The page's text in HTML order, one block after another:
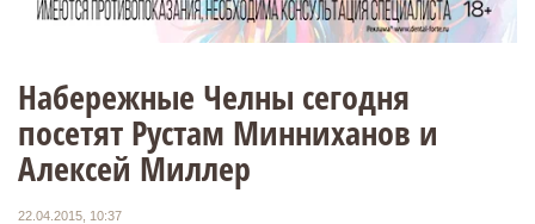
Набережные Челны сегодня
посетят Рустам Минниханов и
Алексей Миллер
22.04.2015, 10:37